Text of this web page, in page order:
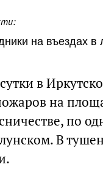
на въездах
в
на
по
В